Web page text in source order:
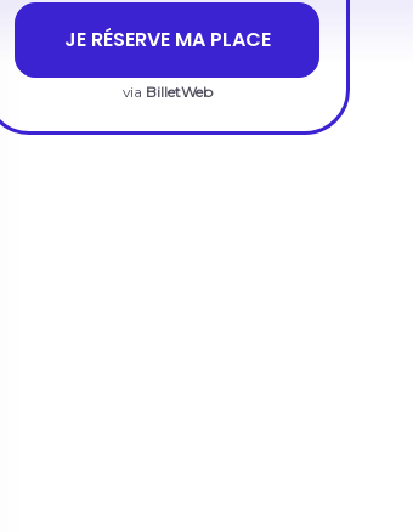
JE RÉSERVE MA PLACE
via BilletWeb